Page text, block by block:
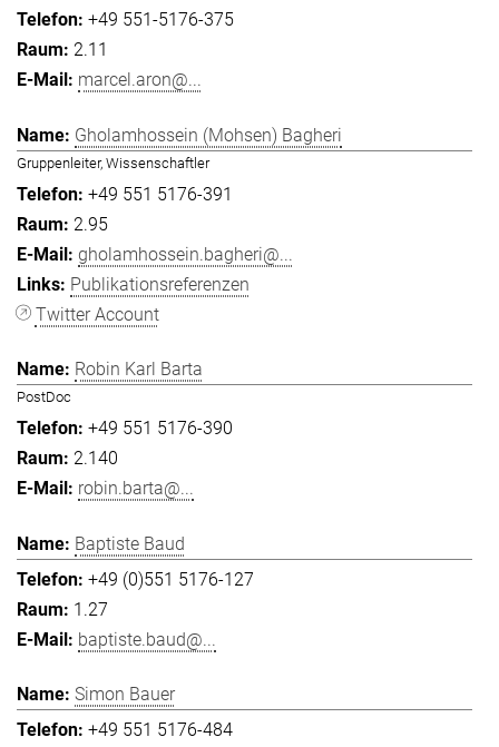
+49 551-5176-375
2.11
marcel.aron@...
Gholamhossein (Mohsen) Bagheri
Gruppenleiter, Wissenschaftler
+49 551 5176-391
2.95
gholamhossein.bagheri@...
Publikationsreferenzen
Twitter Account
Robin Karl Barta
PostDoc
+49 551 5176-390
2.140
robin.barta@...
Baptiste Baud
+49 (0)551 5176-127
1.27
baptiste.baud@...
Simon Bauer
+49 551 5176-484